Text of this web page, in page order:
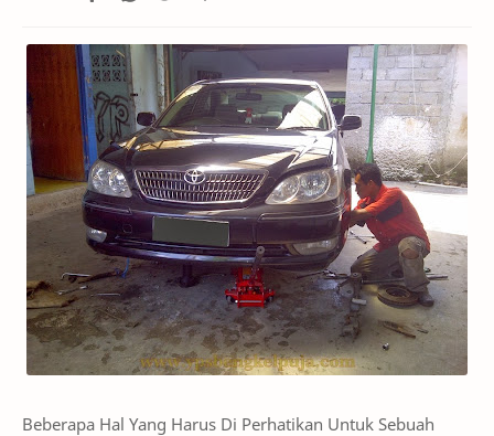
RTL MODE
Beberapa Hal Yang Harus Di Perhatikan Untuk Sebuah